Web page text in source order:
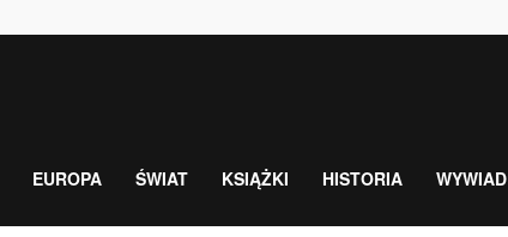
EUROPA ŚWIAT KSIĄŻKI HISTORIA WYWIAD